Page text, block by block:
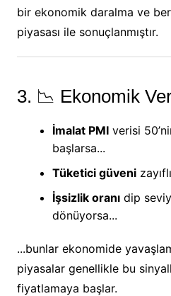
bir ekonomik daralma ve
piyasası ile sonuçlanmıştır.
3. 📉 Ekonomik
İmalat PMIverisi
başlarsa...
Tüketici güveni
İşsizlik oranıdip
dönüyorsa...
...bunlar ekonomide
piyasalar genellikle bu
fiyatlamaya başlar.